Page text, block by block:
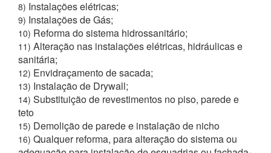
8) Instalações elétricas;
9) Instalações de Gás;
10) Reforma do sistema hidrossanitário;
11) Alteração nas instalações elétricas, hidráulicas e
sanitária;
12) Envidraçamento de sacada;
13) Instalação de Drywall;
14) Substituição de revestimentos no piso, parede e
teto
15) Demolição de parede e instalação de nicho
16) Qualquer reforma, para alteração do sistema ou